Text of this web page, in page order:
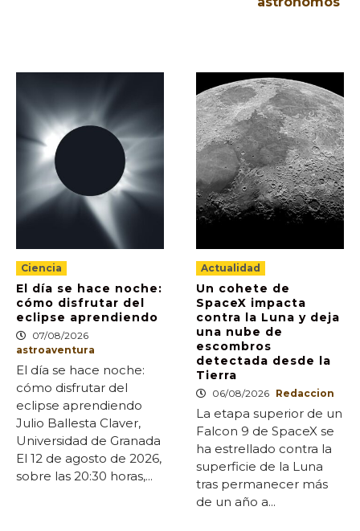
Ciencia
El día se hace noche:
cómo disfrutar del
eclipse aprendiendo
07/08/2026
astroaventura
El día se hace noche:
cómo disfrutar del
eclipse aprendiendo
Julio Ballesta Claver,
Universidad de Granada
El 12 de agosto de 2026,
sobre las 20:30 horas,...
Actualidad
Un cohete de
SpaceX impacta
contra la Luna y deja
una nube de
escombros
detectada desde la
Tierra
06/08/2026 Redaccion
La etapa superior de un
Falcon 9 de SpaceX se
ha estrellado contra la
superficie de la Luna
tras permanecer más
de un año a...